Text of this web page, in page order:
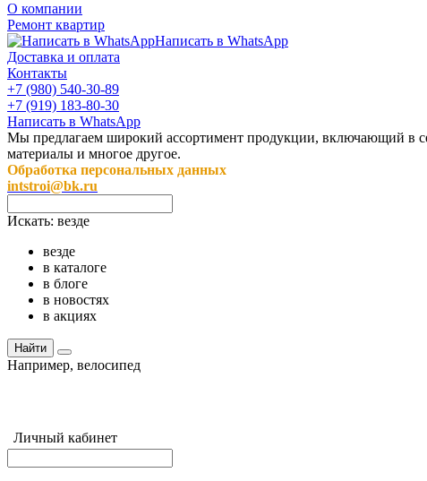
О компании
Ремонт квартир
Написать в WhatsApp
Доставка и оплата
Контакты
+7 (980) 540-30-89
+7 (919) 183-80-30
Написать в WhatsApp
Мы предлагаем широкий ассортимент продукции, включающий в
материалы и многое другое.
Обработка персональных данных
intstroi@bk.ru
Искать: везде
везде
в каталоге
в блоге
в новостях
в акциях
Найти
Например, велосипед
Личный кабинет